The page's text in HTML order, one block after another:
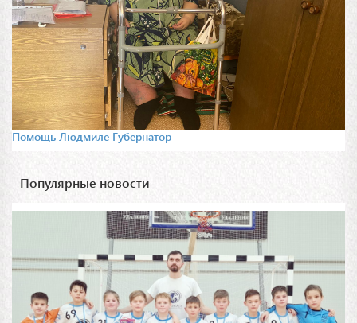
Помощь Людмиле Губернатор
Популярные новости